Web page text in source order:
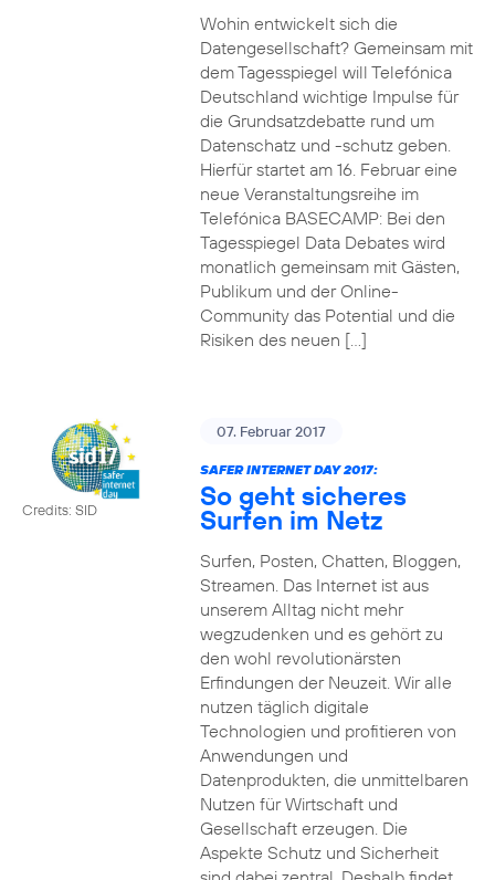
Wohin entwickelt sich die
Datengesellschaft? Gemeinsam mit
dem Tagesspiegel will Telefónica
Deutschland wichtige Impulse für
die Grundsatzdebatte rund um
Datenschatz und -schutz geben.
Hierfür startet am 16. Februar eine
neue Veranstaltungsreihe im
Telefónica BASECAMP: Bei den
Tagesspiegel Data Debates wird
monatlich gemeinsam mit Gästen,
Publikum und der Online-
Community das Potential und die
Risiken des neuen […]
Credits: SID
07. Februar 2017
SAFER INTERNET DAY 2017:
So geht sicheres
Surfen im Netz
Surfen, Posten, Chatten, Bloggen,
Streamen. Das Internet ist aus
unserem Alltag nicht mehr
wegzudenken und es gehört zu
den wohl revolutionärsten
Erfindungen der Neuzeit. Wir alle
nutzen täglich digitale
Technologien und profitieren von
Anwendungen und
Datenprodukten, die unmittelbaren
Nutzen für Wirtschaft und
Gesellschaft erzeugen. Die
Aspekte Schutz und Sicherheit